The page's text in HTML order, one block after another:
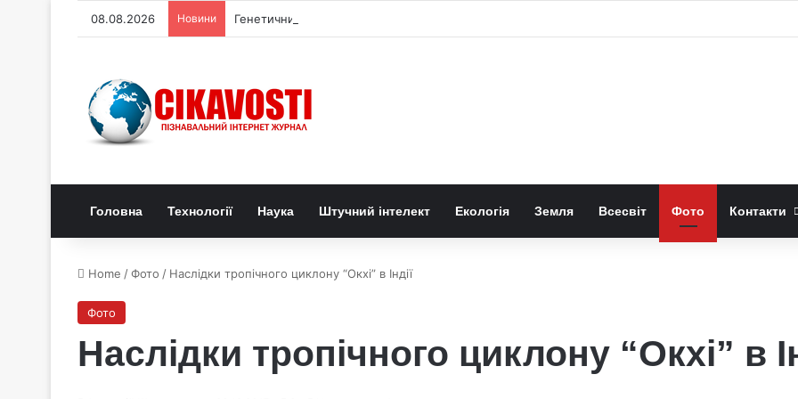
08.08.2026 Новини Генетичний перемикач керує «право-лівою» формою квітів лілій-метеликів
Головна Технології Наука Штучний інтелект Екологія Земля Всесвіт Фото Контакти
Home /Фото / Наслідки тропічного циклону “Окхі” в Індії
Фото
Наслідки тропічного циклону “Окхі” в